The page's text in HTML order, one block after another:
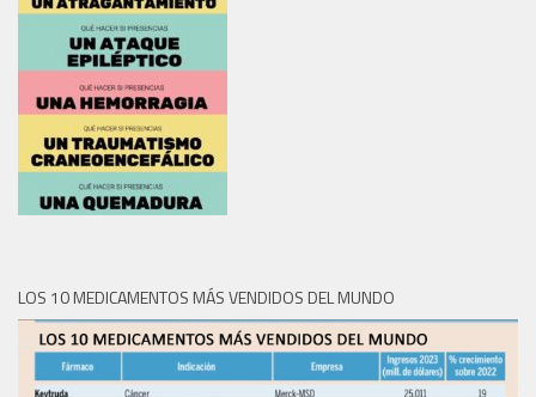
LOS 10 MEDICAMENTOS MÁS VENDIDOS DEL MUNDO